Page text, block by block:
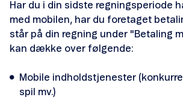
Sådan kan du modtage din faktura
Faktura med posten
Gebyrer på din faktura
Har du i din sidste regningsperiode
med mobilen, har du foretaget
står på din regning under "Betaling
kan dække over følgende:
Mobile indholdstjenester
spil mv.)